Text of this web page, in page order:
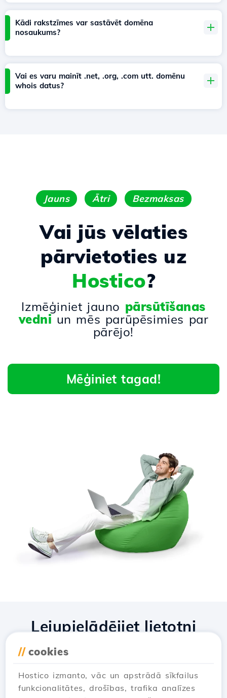
Kādi rakstzīmes var sastāvēt domēna
nosaukums?
Vai es varu mainīt .net, .org, .com utt. domēnu
whois datus?
Jauns Ātri Bezmaksas
Vai jūs vēlaties
pārvietoties uz
Hostico?
Izmēģiniet jauno pārsūtīšanas
vedni un mēs parūpēsimies par
pārējo!
Mēģiniet tagad!
// cookies
Hostico izmanto, vāc un apstrādā sīkfailus
funkcionalitātes, drošības, trafika analīzes
Lejupielādējiet lietotni